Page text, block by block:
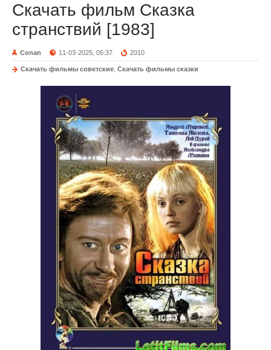
Скачать фильм Сказка
странствий [1983]
Conan 11-03-2025, 05:37 2010
Скачать фильмы советские Скачать фильмы сказки